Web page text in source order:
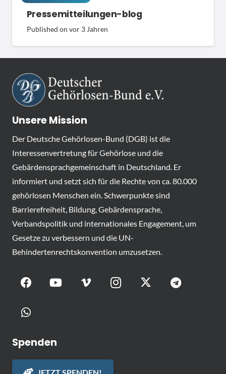
Pressemitteilungen-blog
Published on vor 3 Jahren
Unsere Mission
Der Deutsche Gehörlosen-Bund (DGB) ist die
Interessenvertretung für Gehörlose und die
Gebärdensprachgemeinschaft in Deutschland. Er
informiert und setzt sich für die Rechte von ca. 80.000
gehörlosen Menschen ein. Schwerpunkte sind
Barrierefreiheit, Bildung, Gebärdensprache,
Verbandspolitik und internationales Engagement, um
Gesetze zu verbessern und die UN-
Behindertenrechtskonvention umzusetzen.
Spenden